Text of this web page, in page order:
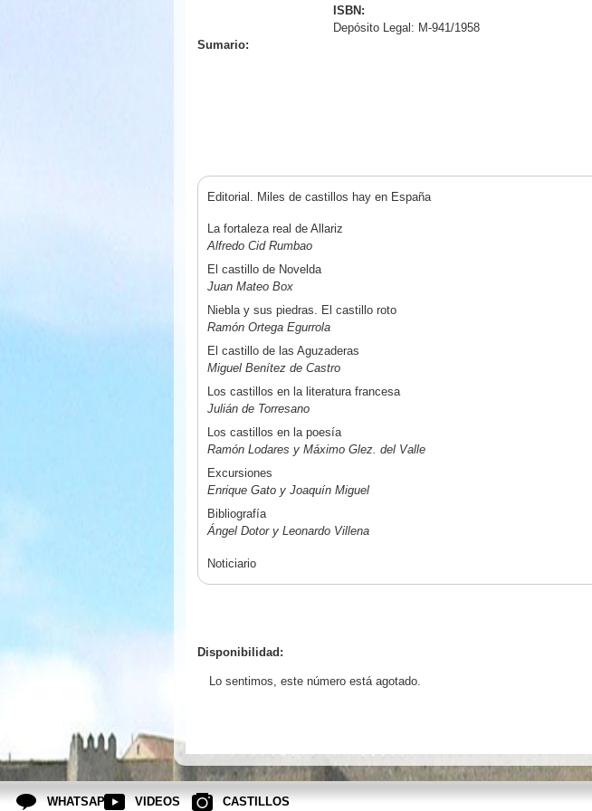
ISBN:
Depósito Legal: M-941/1958
Sumario:
Editorial. Miles de castillos hay en España
La fortaleza real de Allariz
Alfredo Cid Rumbao
El castillo de Novelda
Juan Mateo Box
Niebla y sus piedras. El castillo roto
Ramón Ortega Egurrola
El castillo de las Aguzaderas
Miguel Benítez de Castro
Los castillos en la literatura francesa
Julián de Torresano
Los castillos en la poesía
Ramón Lodares y Máximo Glez. del Valle
Excursiones
Enrique Gato y Joaquín Miguel
Bibliografía
Ángel Dotor y Leonardo Villena
Noticiario
Disponibilidad:
Lo sentimos, este número está agotado.
WHATSAPP VIDEOS CASTILLOS